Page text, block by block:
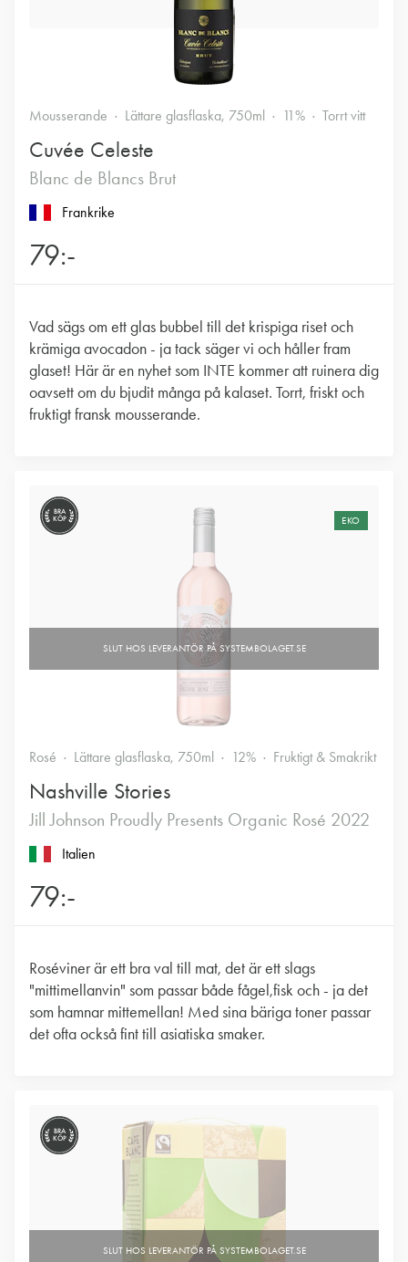
Mousserande Lättare glasflaska, 750ml 11% Torrt vitt
Cuvée Celeste
Blanc de Blancs Brut
Frankrike
79:-
Vad sägs om ett glas bubbel till det krispiga riset och
krämiga avocadon - ja tack säger vi och håller fram
glaset! Här är en nyhet som INTE kommer att ruinera dig
oavsett om du bjudit många på kalaset. Torrt, friskt och
fruktigt fransk mousserande.
BRA
KÖP
EKO
Rosé Lättare glasflaska, 750ml 12% Fruktigt & Smakrikt
Nashville Stories
Jill Johnson Proudly Presents Organic Rosé 2022
Italien
79:-
Roséviner är ett bra val till mat, det är ett slags
"mittimellanvin" som passar både fågel,fisk och - ja det
som hamnar mittemellan! Med sina bäriga toner passar
det ofta också fint till asiatiska smaker.
BRA
KÖP